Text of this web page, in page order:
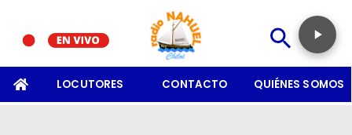
LOCUTORES CONTACTO QUIÉNES SOMOS